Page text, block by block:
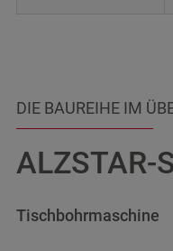
DIE BAUREIHE IM
ALZSTAR-
Tischbohrmaschine